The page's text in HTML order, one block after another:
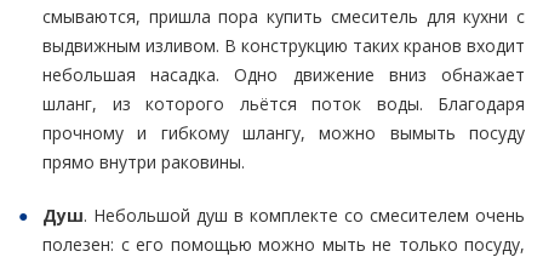
смываются, пришла пора купить смеситель для кухни с
выдвижным изливом. В конструкцию таких кранов входит
небольшая насадка. Одно движение вниз обнажает
шланг, из которого льётся поток воды. Благодаря
прочному и гибкому шлангу, можно вымыть посуду
прямо внутри раковины.
Душ. Небольшой душ в комплекте со смесителем очень
полезен: с его помощью можно мыть не только посуду,